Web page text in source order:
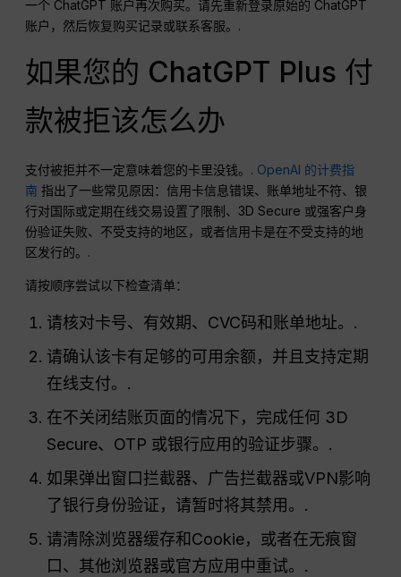
一个 ChatGPT 账户再次购买。请先重新登录原始的 ChatGPT
账户，然后恢复购买记录或联系客服。.
如果您的 ChatGPT Plus 付
款被拒该怎么办
支付被拒并不一定意味着您的卡里没钱。. OpenAI 的计费指
南 指出了一些常见原因：信用卡信息错误、账单地址不符、银
行对国际或定期在线交易设置了限制、3D Secure 或强客户身
份验证失败、不受支持的地区，或者信用卡是在不受支持的地
区发行的。.
请按顺序尝试以下检查清单：
请核对卡号、有效期、CVC码和账单地址。.
请确认该卡有足够的可用余额，并且支持定期
在线支付。.
在不关闭结账页面的情况下，完成任何 3D
Secure、OTP 或银行应用的验证步骤。.
如果弹出窗口拦截器、广告拦截器或VPN影响
了银行身份验证，请暂时将其禁用。.
请清除浏览器缓存和Cookie，或者在无痕窗
口、其他浏览器或官方应用中重试。.